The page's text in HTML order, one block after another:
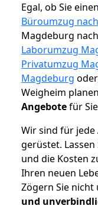
Egal, ob Sie einen
Büroumzug
Magdeburg
Laborumzug
Privatumzug
Magdeburg oder
Weigheim planen
Angebotefür
Wir sind für jede
gerüstet. Lassen
und die Kosten
Ihren neuen
Zögern Sie nicht
und